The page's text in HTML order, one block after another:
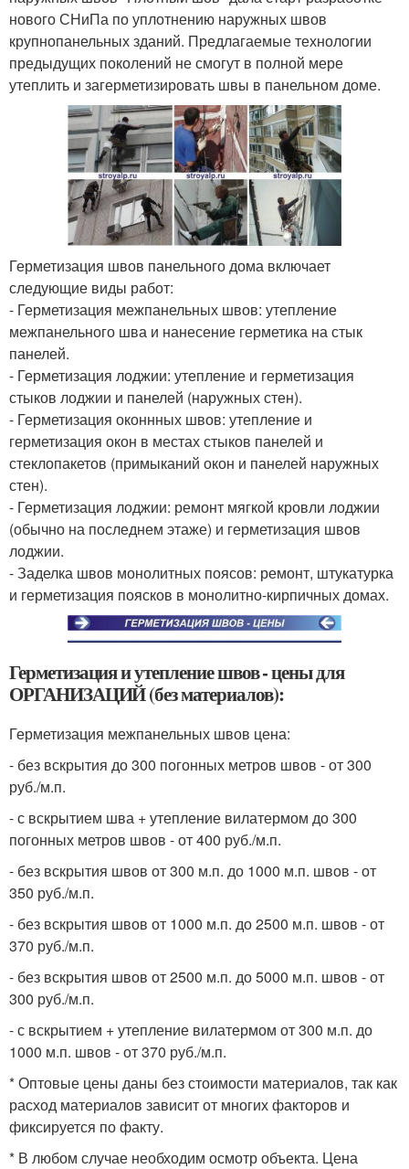
нового СНиПа по уплотнению наружных швов
крупнопанельных зданий. Предлагаемые технологии
предыдущих поколений не смогут в полной мере
утеплить и загерметизировать швы в панельном доме.
Герметизация швов панельного дома включает
следующие виды работ:
- Герметизация межпанельных швов: утепление
межпанельного шва и нанесение герметика на стык
панелей.
- Герметизация лоджии: утепление и герметизация
стыков лоджии и панелей (наружных стен).
- Герметизация оконнных швов: утепление и
герметизация окон в местах стыков панелей и
стеклопакетов (примыканий окон и панелей наружных
стен).
- Герметизация лоджии: ремонт мягкой кровли лоджии
(обычно на последнем этаже) и герметизация швов
лоджии.
- Заделка швов монолитных поясов: ремонт, штукатурка
и герметизация поясков в монолитно-кирпичных домах.
Герметизация и утепление швов - цены для
ОРГАНИЗАЦИЙ (без материалов):
Герметизация межпанельных швов цена:
- без вскрытия до 300 погонных метров швов - от 300
руб./м.п.
- с вскрытием шва + утепление вилатермом до 300
погонных метров швов - от 400 руб./м.п.
- без вскрытия швов от 300 м.п. до 1000 м.п. швов - от
350 руб./м.п.
- без вскрытия швов от 1000 м.п. до 2500 м.п. швов - от
370 руб./м.п.
- без вскрытия швов от 2500 м.п. до 5000 м.п. швов - от
300 руб./м.п.
- с вскрытием + утепление вилатермом от 300 м.п. до
1000 м.п. швов - от 370 руб./м.п.
* Оптовые цены даны без стоимости материалов, так как
расход материалов зависит от многих факторов и
фиксируется по факту.
* В любом случае необходим осмотр объекта. Цена